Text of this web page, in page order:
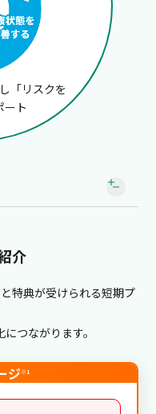
「リスクを
ート
る3つのステップ
クを実施したり、健
とでポイントを獲得
介
特典が受けられる短期プ
つながります。
ジ※1